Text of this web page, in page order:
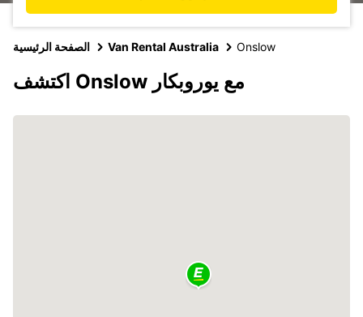
الصفحة الرئيسية Van Rental Australia Onslow
اكتشف Onslow مع يوروبكار